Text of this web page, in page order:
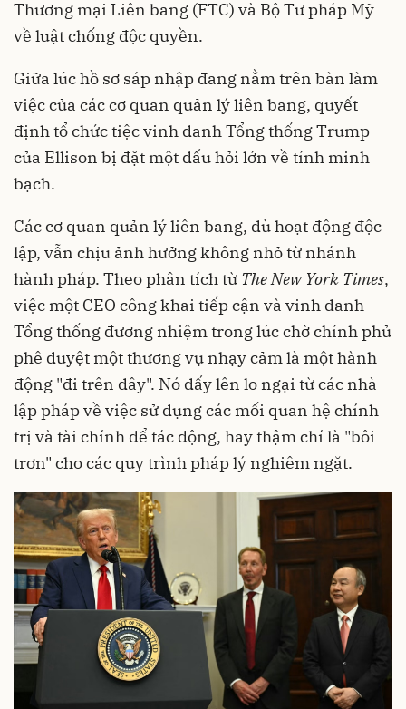
Thương mại Liên bang (FTC) và Bộ Tư pháp Mỹ
về luật chống độc quyền.
Giữa lúc hồ sơ sáp nhập đang nằm trên bàn làm
việc của các cơ quan quản lý liên bang, quyết
định tổ chức tiệc vinh danh Tổng thống Trump
của Ellison bị đặt một dấu hỏi lớn về tính minh
bạch.
Các cơ quan quản lý liên bang, dù hoạt động độc
lập, vẫn chịu ảnh hưởng không nhỏ từ nhánh
hành pháp. Theo phân tích từ The New York Times,
việc một CEO công khai tiếp cận và vinh danh
Tổng thống đương nhiệm trong lúc chờ chính phủ
phê duyệt một thương vụ nhạy cảm là một hành
động "đi trên dây". Nó dấy lên lo ngại từ các nhà
lập pháp về việc sử dụng các mối quan hệ chính
trị và tài chính để tác động, hay thậm chí là "bôi
trơn" cho các quy trình pháp lý nghiêm ngặt.